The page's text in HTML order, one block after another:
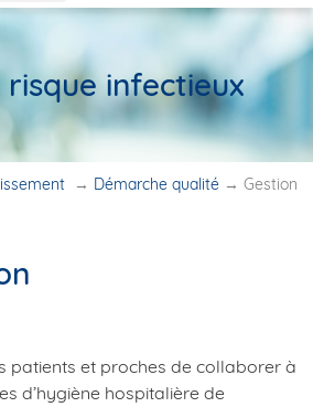
risque infectieux
→ Démarche qualité → Gestion
patients et proches de collaborer à
d’hygiène hospitalière de